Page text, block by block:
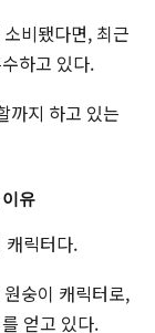
비됐다면, 최근
하고 있다.
까지 하고 있는
유
캐릭터다.
숭이 캐릭터로,
얻고 있다.